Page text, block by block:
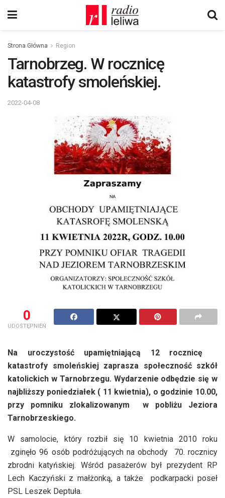
Strona Główna Region
Tarnobrzeg. W rocznicę
katastrofy smoleńskiej.
2022-04-08
0
UDOSTĘPNIEŃ
Na uroczystość upamiętniającą 12 rocznicę
katastrofy smoleńskiej zaprasza społeczność szkół
katolickich w Tarnobrzegu. Wydarzenie odbędzie się w
najbliższy poniedziałek ( 11 kwietnia), o godzinie 10.00,
przy pomniku zlokalizowanym w pobliżu Jeziora
Tarnobrzeskiego.
W samolocie, który rozbił się 10 kwietnia 2010 roku
zginęło 96 osób podróżujących na obchody 70. rocznicy
zbrodni katyńskiej. Wśród pasażerów był prezydent RP
Lech Kaczyński z małżonką, a także podkarpacki poseł
PSL Leszek Deptuła.